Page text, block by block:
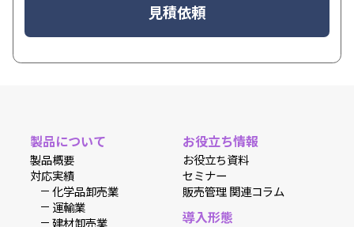
見積依頼
製品について
製品概要
対応実績
化学品卸売業
運輸業
建材卸売業
お役立ち情報
お役立ち資料
セミナー
販売管理 関連コラム
導入形態